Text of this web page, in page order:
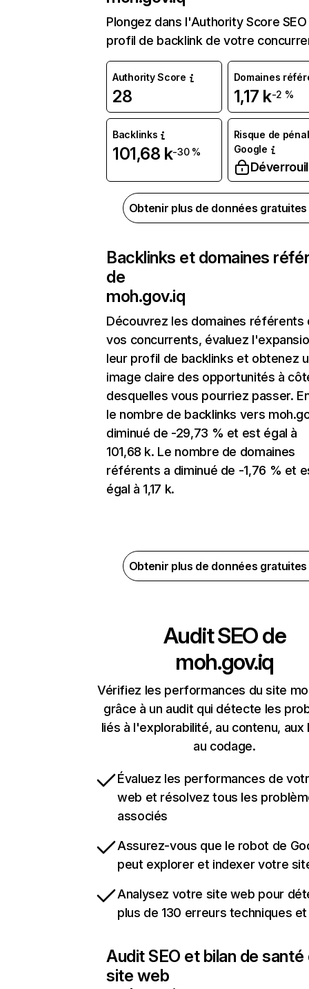
Plongez dans l'Authority Score
profil de backlink de votre
Authority Score
28
Domaines
1,17 k-2 %
Backlinks
101,68 k-30 %
Risque de
Google
Obtenir plus de données
Backlinks et domaines
de
moh.gov.iq
Découvrez les domaines référents
vos concurrents, évaluez
leur profil de backlinks et obtenez
image claire des opportunités à
desquelles vous pourriez passer.
le nombre de backlinks vers
diminué de -29,73 % et est égal à
101,68 k. Le nombre de domaines
référents a diminué de -1,76 % et
égal à 1,17 k.
Obtenir plus de données
Audit SEO de
moh.gov.iq
Vérifiez les performances du site
grâce à un audit qui détecte les
liés à l'explorabilité, au contenu, aux
au codage.
Évaluez les performances de
web et résolvez tous les
associés
Assurez-vous que le robot de
peut explorer et indexer votre
Analysez votre site web pour
plus de 130 erreurs techniques et
Audit SEO et bilan de santé
site web